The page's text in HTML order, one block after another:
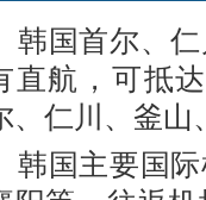
韩国首尔、
直航，可抵
、仁川、釜山
韩国主要国